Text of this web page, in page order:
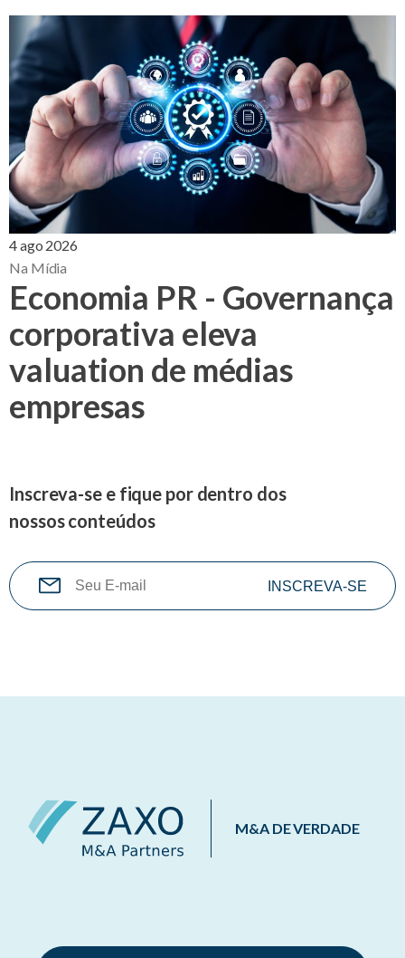
4 ago 2026
Na Mídia
Economia PR - Governança
corporativa eleva
valuation de médias
empresas
Inscreva-se e fique por dentro dos
nossos conteúdos
M&A DE VERDADE